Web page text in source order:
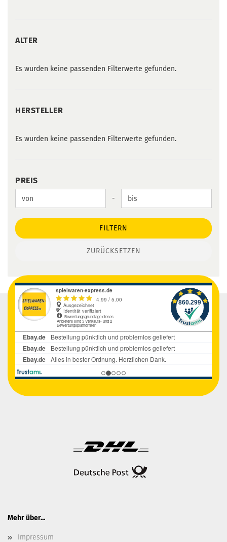
ALTER
ALTER
Es wurden keine passenden Filterwerte gefunden.
HERSTELLER
HERSTELLER
Es wurden keine passenden Filterwerte gefunden.
PREIS
PREIS
Preis bis -
FILTERN
ZURÜCKSETZEN
Mehr über...
Impressum